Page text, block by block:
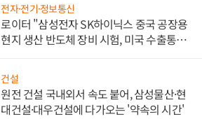
전자·전기·정보통신
로이터 "삼성전자 SK하이닉스 중국 공장용
현지 생산 반도체 장비 시험, 미국 수출통제
건설
원전 건설 국내외서 속도 붙어, 삼성물산·현
대건설·대우건설에 다가오는 '약속의 시간'